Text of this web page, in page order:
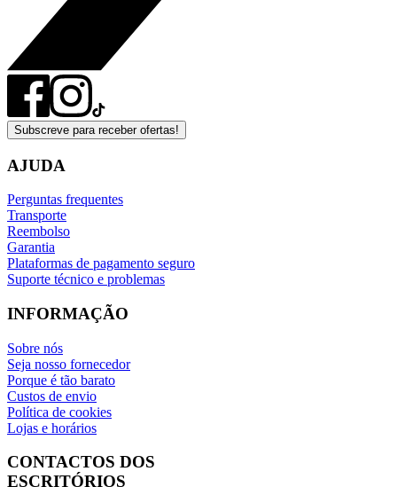
Subscreve para receber ofertas!
AJUDA
Perguntas frequentes
Transporte
Reembolso
Garantia
Plataformas de pagamento seguro
Suporte técnico e problemas
INFORMAÇÃO
Sobre nós
Seja nosso fornecedor
Porque é tão barato
Custos de envio
Política de cookies
Lojas e horários
CONTACTOS DOS
ESCRITÓRIOS